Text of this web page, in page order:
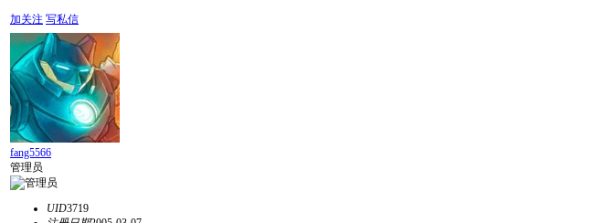
加关注 写私信
fang5566
管理员
UID3719